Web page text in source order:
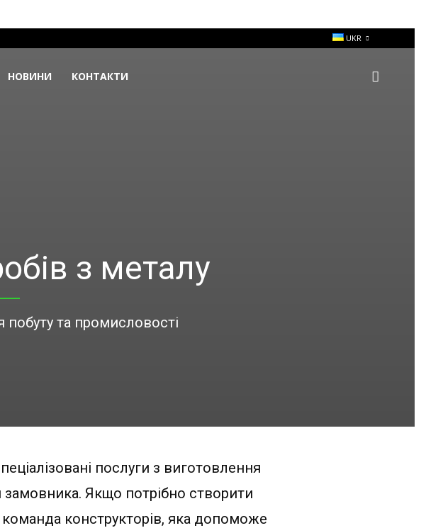
UKR
НОВИНИ КОНТАКТИ
з металу
та промисловості
послуги з виготовлення
Якщо потрібно створити
конструкторів, яка допоможе